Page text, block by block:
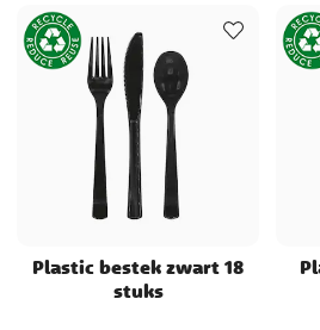
Plastic bestek zwart 18
stuks